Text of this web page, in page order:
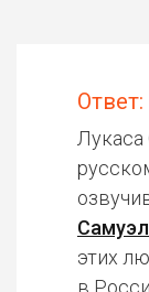
Ответ:
этих
в